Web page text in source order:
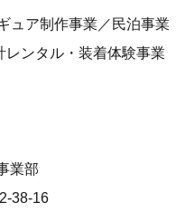
ュア制作事業／民泊事業
レンタル・装着体験事業
業部
38-16